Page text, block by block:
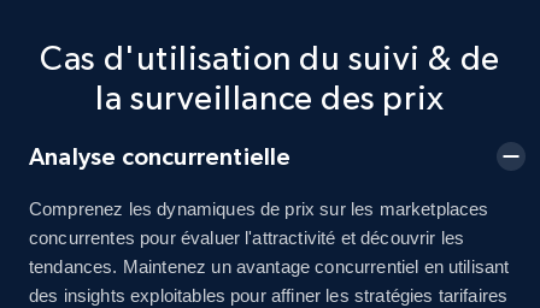
URL, Product id, Title, Seller name, Seller rating,
Seller reviews, Breadcrumbs, Root category, and
more.
Cas d'utilisation du suivi & de
la surveillance des prix
Analyse concurrentielle
Comprenez les dynamiques de prix sur les marketplaces
concurrentes pour évaluer l'attractivité et découvrir les
tendances. Maintenez un avantage concurrentiel en utilisant
des insights exploitables pour affiner les stratégies tarifaires